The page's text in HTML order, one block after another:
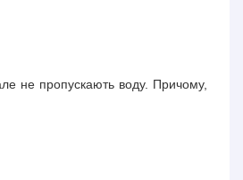
не пропускають воду. Причому,